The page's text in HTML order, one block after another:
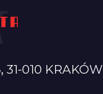
31-010 KRAKÓW